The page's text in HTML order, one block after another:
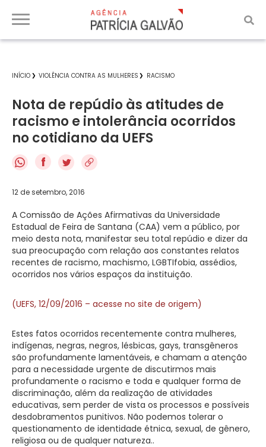
INÍCIO VIOLÊNCIA CONTRA AS MULHERES RACISMO
Nota de repúdio às atitudes de
racismo e intolerância ocorridos
no cotidiano da UEFS
f
12 de setembro, 2016
A Comissão de Ações Afirmativas da Universidade
Estadual de Feira de Santana (CAA) vem a público, por
meio desta nota, manifestar seu total repúdio e dizer da
sua preocupação com relação aos constantes relatos
recentes de racismo, machismo, LGBTIfobia, assédios,
ocorridos nos vários espaços da instituição.
(UEFS, 12/09/2016 – acesse no site de origem)
Estes fatos ocorridos recentemente contra mulheres,
indígenas, negras, negros, lésbicas, gays, transgêneros
são profundamente lamentáveis, e chamam a atenção
para a necessidade urgente de discutirmos mais
profundamente o racismo e toda e qualquer forma de
discriminação, além da realização de atividades
educativas, sem perder de vista os processos e possíveis
desdobramentos punitivos. Não podemos tolerar o
questionamento de identidade étnica, sexual, de gênero,
religiosa ou de qualquer natureza..